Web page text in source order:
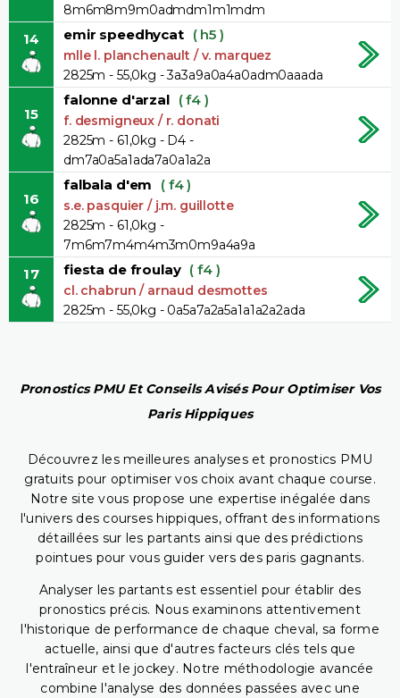
8m6m8m9m0admdm1m1mdm
14 emir speedhycat ( h5 )
mlle l. planchenault / v. marquez
2825m - 55,0kg - 3a3a9a0a4a0adm0aaada
15
falonne d'arzal ( f4 )
f. desmigneux / r. donati
2825m - 61,0kg - D4 -
dm7a0a5a1ada7a0a1a2a
16
falbala d'em ( f4 )
s.e. pasquier / j.m. guillotte
2825m - 61,0kg -
7m6m7m4m4m3m0m9a4a9a
17 fiesta de froulay ( f4 )
cl. chabrun / arnaud desmottes
2825m - 55,0kg - 0a5a7a2a5a1a1a2a2ada
Pronostics PMU Et Conseils Avisés Pour Optimiser Vos
Paris Hippiques
Découvrez les meilleures analyses et pronostics PMU
gratuits pour optimiser vos choix avant chaque course.
Notre site vous propose une expertise inégalée dans
l'univers des courses hippiques, offrant des informations
détaillées sur les partants ainsi que des prédictions
pointues pour vous guider vers des paris gagnants.
Analyser les partants est essentiel pour établir des
pronostics précis. Nous examinons attentivement
l'historique de performance de chaque cheval, sa forme
actuelle, ainsi que d'autres facteurs clés tels que
l'entraîneur et le jockey. Notre méthodologie avancée
combine l'analyse des données passées avec une